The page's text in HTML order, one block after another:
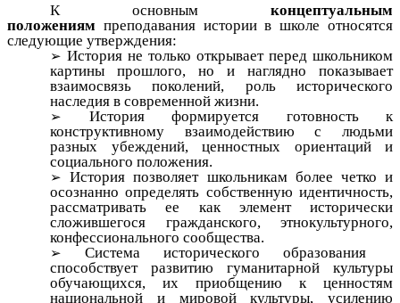
К основным концептуальным
положениям преподавания истории в школе относятся
следующие утверждения:
История не только открывает перед школьником
картины прошлого, но и наглядно показывает
взаимосвязь поколений, роль исторического
наследия в современной жизни.
История формируется готовность к
конструктивному взаимодействию с людьми
разных убеждений, ценностных ориентаций и
социального положения.
История позволяет школьникам более четко и
осознанно определять собственную идентичность,
рассматривать ее как элемент исторически
сложившегося гражданского, этнокультурного,
конфессионального сообщества.
Система исторического образования
способствует развитию гуманитарной культуры
обучающихся, их приобщению к ценностям
национальной и мировой культуры, усилению